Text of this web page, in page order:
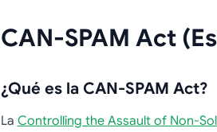
CAN-SPAM Act
¿Qué es la CAN-SPAM Act?
La Controlling the Assault of Non-